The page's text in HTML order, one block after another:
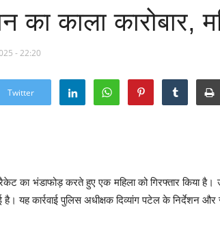
काला कारोबार,
- 22:20
Twitter
का भंडाफोड़ करते हुए एक महिला को गिरफ्तार किया
यह कार्रवाई पुलिस अधीक्षक दिव्यांग पटेल के निर्देशन और